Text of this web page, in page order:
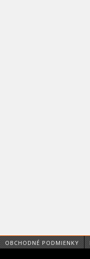
OBCHODNÉ PODMIENKY